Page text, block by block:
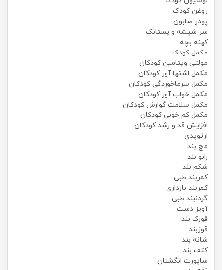
روغن کودک
پودر صابون
سر شیشه و پستانک
کهنه بچه
مکمل کودک
مولتی ویتامین کودکان
مکمل اشتها آور کودکان
مکمل سرماخوردگی کودکان
مکمل خواب آور کودکان
مکمل سلامت گوارش کودکان
مکمل کم خونی کودکان
افزایش قد و رشد کودکان
ارتوپدی
مچ بند
زانو بند
شکم بند
کمربند طبی
کمربند بارداری
گردنبند طبی
آویز دست
قوزک بند
قوزبند
شانه بند
کتف بند
ساپورت انگشتان